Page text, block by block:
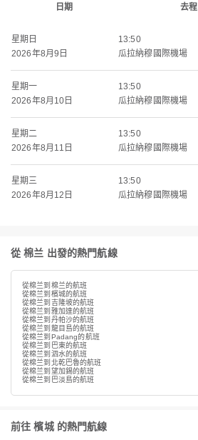
日期 去程
星期日
2026年8月9日
13:50
瓜拉納穆國際機場
星期一
2026年8月10日
13:50
瓜拉納穆國際機場
星期二
2026年8月11日
13:50
瓜拉納穆國際機場
星期三
2026年8月12日
13:50
瓜拉納穆國際機場
從 棉兰 出發的熱門航線
從棉兰到棉兰的航班
從棉兰到檳城的航班
從棉兰到吉隆坡的航班
從棉兰到雅加達的航班
從棉兰到丹帕沙的航班
從棉兰到龍目島的航班
從棉兰到Padang的航班
從棉兰到巴東的航班
從棉兰到泗水的航班
從棉兰到北乾巴魯的航班
從棉兰到望加錫的航班
從棉兰到巴淡島的航班
前往 檳城 的熱門航線